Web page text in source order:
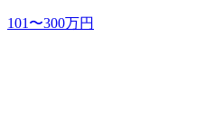
101〜300万円